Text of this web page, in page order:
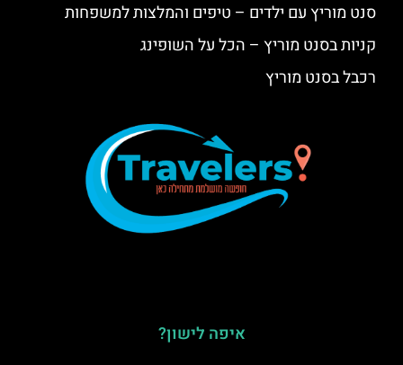
סנט מוריץ עם ילדים – טיפים והמלצות למשפחות
קניות בסנט מוריץ – הכל על השופינג
רכבל בסנט מוריץ
איפה לישון?